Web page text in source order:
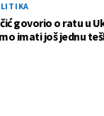
govorio o ratu u
imati još jednu